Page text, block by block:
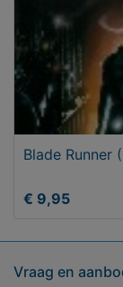
Blade Runner
€ 9,95
Vraag en